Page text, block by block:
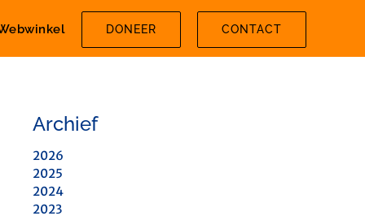
DONEER CONTACT
Archief
2026
2025
2024
2023